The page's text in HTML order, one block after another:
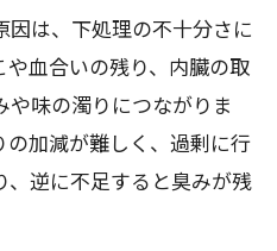
は、下処理の不十分さに
血合いの残り、内臓の取
や味の濁りにつながりま
加減が難しく、過剰に行
、逆に不足すると臭みが残